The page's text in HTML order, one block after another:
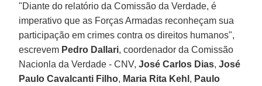
"Diante do relatório da Comissão da Verdade, é
imperativo que as Forças Armadas reconheçam sua
participação em crimes contra os direitos humanos",
escrevem Pedro Dallari, coordenador da Comissão
Nacionla da Verdade - CNV,José Carlos Dias,José
Paulo Cavalcanti Filho, Maria Rita Kehl , Paulo